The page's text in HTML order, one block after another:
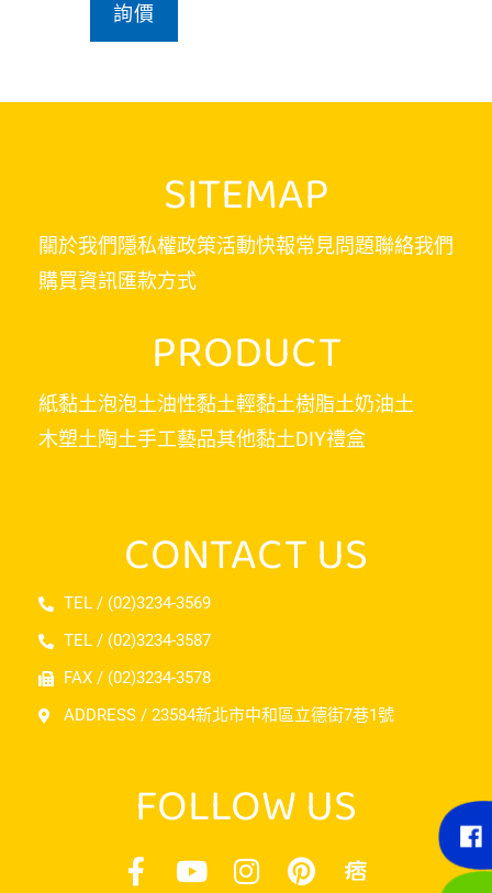
詢價
SITEMAP
關於我們隱私權政策活動快報常見問題聯絡我們
購買資訊匯款方式
PRODUCT
紙黏土泡泡土油性黏土輕黏土樹脂土奶油土
木塑土陶土手工藝品其他黏土DIY禮盒
CONTACT US
TEL / (02)3234-3569
TEL / (02)3234-3587
FAX / (02)3234-3578
ADDRESS / 23584新北市中和區立德街7巷1號
FOLLOW US